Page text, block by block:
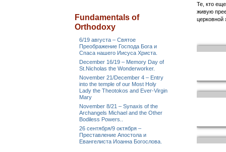
Те, кто
живую
церковной
Fundamentals of
Orthodoxy
6/19 августа – Святое
Преображение Господа Бога и
Спаса нашего Иисуса Христа.
December 16/19 – Memory Day of
St.Nicholas the Wonderworker.
November 21/December 4 – Entry
into the temple of our Most Holy
Lady the Theotokos and Ever-Virgin
Mary
November 8/21 – Synaxis of the
Archangels Michael and the Other
Bodiless Powers..
26 сентября/9 октября –
Преставление Апостола и
Евангелиста Иоанна Богослова.